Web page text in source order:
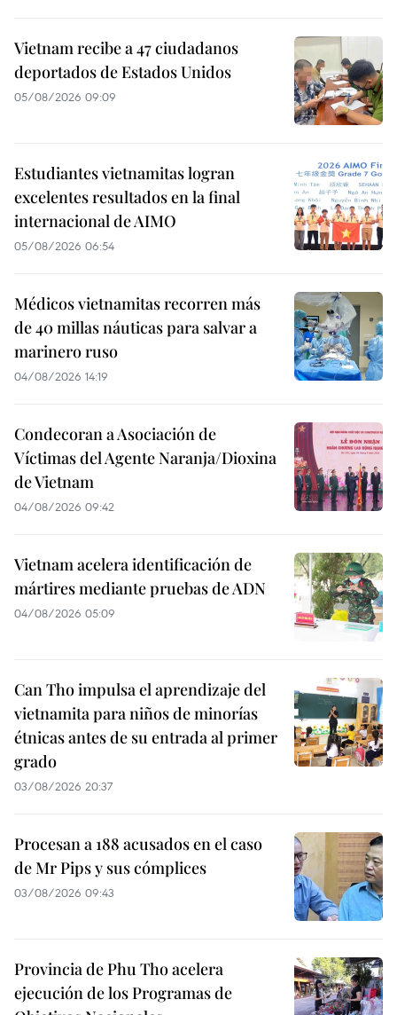
Vietnam recibe a 47 ciudadanos
deportados de Estados Unidos
05/08/2026 09:09
Estudiantes vietnamitas logran
excelentes resultados en la final
internacional de AIMO
05/08/2026 06:54
Médicos vietnamitas recorren más
de 40 millas náuticas para salvar a
marinero ruso
04/08/2026 14:19
Condecoran a Asociación de
Víctimas del Agente Naranja/Dioxina
de Vietnam
04/08/2026 09:42
Vietnam acelera identificación de
mártires mediante pruebas de ADN
04/08/2026 05:09
Can Tho impulsa el aprendizaje del
vietnamita para niños de minorías
étnicas antes de su entrada al primer
grado
03/08/2026 20:37
Procesan a 188 acusados en el caso
de Mr Pips y sus cómplices
03/08/2026 09:43
Provincia de Phu Tho acelera
ejecución de los Programas de